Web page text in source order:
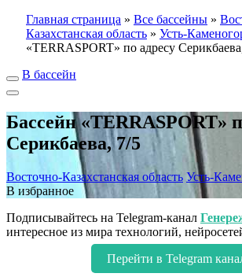
Главная страница » Все бассейны »
Казахстанская область » Усть-
«TERRASPORT» по адресу
В бассейн
Бассейн «TERRASPORT»
Серикбаева, 7/5
Восточно-Казахстанская область Усть-
В избранное
Подписывайтесь на Telegram-канал
интересное из мира технологий,
Перейти в Telegram